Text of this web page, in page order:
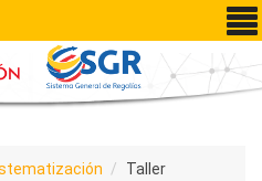
Taller